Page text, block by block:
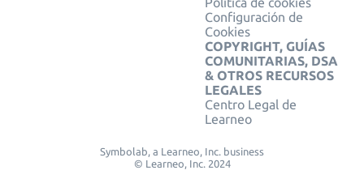
Configuración de
Cookies
COPYRIGHT, GUÍAS
COMUNITARIAS, DSA
& OTROS RECURSOS
LEGALES
Centro Legal de
Learneo
Symbolab, a Learneo, Inc. business
© Learneo, Inc. 2024